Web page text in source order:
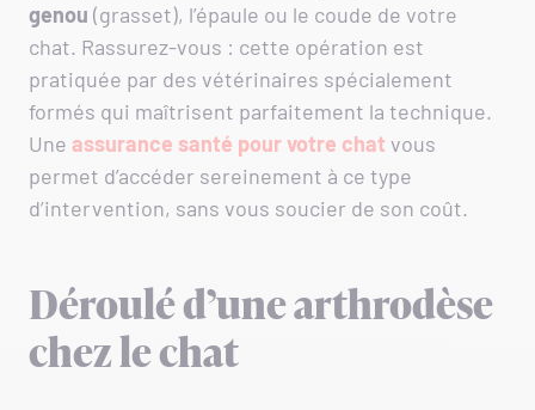
genou (grasset), l’épaule ou le coude de votre
chat. Rassurez-vous : cette opération est
pratiquée par des vétérinaires spécialement
formés qui maîtrisent parfaitement la technique.
Une assurance santé pour votre chat vous
permet d’accéder sereinement à ce type
d’intervention, sans vous soucier de son coût.
Déroulé d’une arthrodèse
chez le chat